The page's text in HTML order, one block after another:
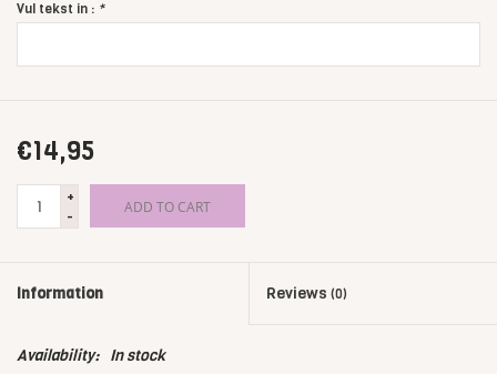
Vul tekst in : *
€14,95
+
-
ADD TO CART
Information Reviews (0)
Availability: In stock